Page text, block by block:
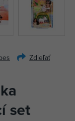
Zdieľať
set